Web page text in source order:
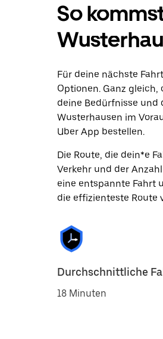
So
Für deine nächste
Optionen. Ganz
deine Bedürfnisse und
Wusterhausen im
Uber App bestellen.
Die Route, die dein*e
Verkehr und der
eine entspannte Fahrt
die effizienteste Route
Durchschnittliche
18 Minuten